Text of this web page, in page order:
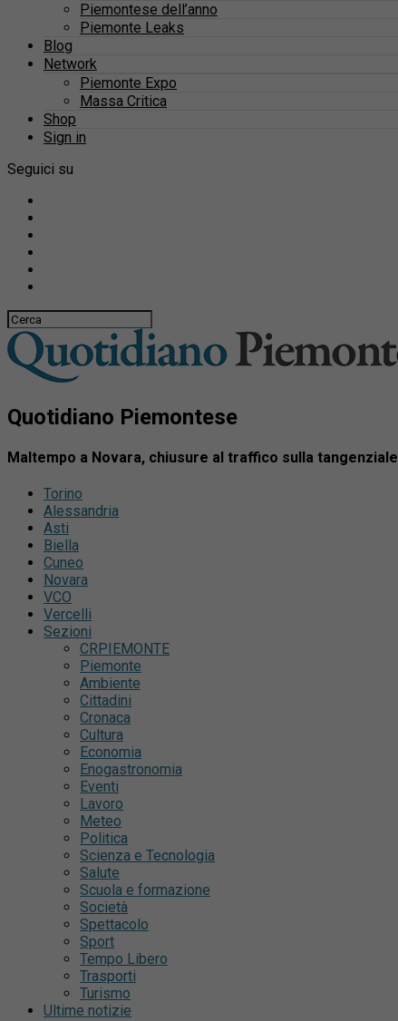
Piemontese dell’anno
Piemonte Leaks
Blog
Network
Piemonte Expo
Massa Critica
Shop
Sign in
Seguici su
Quotidiano Piemontese
Maltempo a Novara, chiusure al traffico sulla tangenziale
Torino
Alessandria
Asti
Biella
Cuneo
Novara
VCO
Vercelli
Sezioni
CRPIEMONTE
Piemonte
Ambiente
Cittadini
Cronaca
Cultura
Economia
Enogastronomia
Eventi
Lavoro
Meteo
Politica
Scienza e Tecnologia
Salute
Scuola e formazione
Società
Spettacolo
Sport
Tempo Libero
Trasporti
Turismo
Ultime notizie